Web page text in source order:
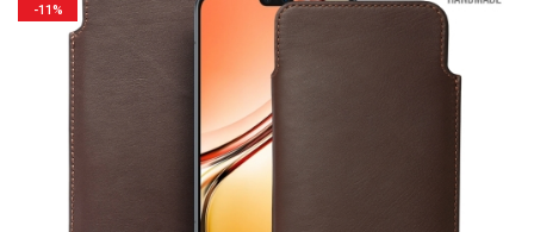
-11%